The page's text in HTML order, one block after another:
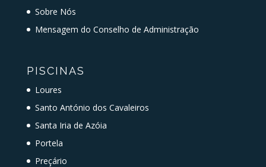
Sobre Nós
Mensagem do Conselho de Administração
PISCINAS
Loures
Santo António dos Cavaleiros
Santa Iria de Azóia
Portela
Preçário